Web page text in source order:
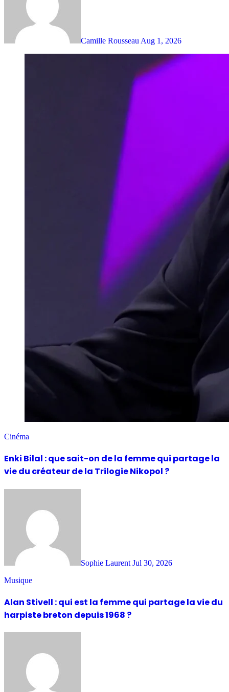
Camille Rousseau Aug 1, 2026
Cinéma
Enki Bilal : que sait-on de la femme qui partage la
vie du créateur de la Trilogie Nikopol ?
Sophie Laurent Jul 30, 2026
Musique
Alan Stivell : qui est la femme qui partage la vie du
harpiste breton depuis 1968 ?